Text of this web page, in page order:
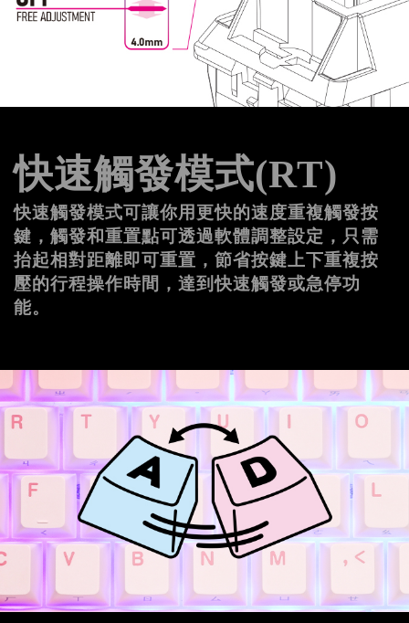
快速觸發模式(RT)
快速觸發模式可讓你用更快的速度重複觸發按
鍵，觸發和重置點可透過軟體調整設定，只需
抬起相對距離即可重置，節省按鍵上下重複按
壓的行程操作時間，達到快速觸發或急停功
能。